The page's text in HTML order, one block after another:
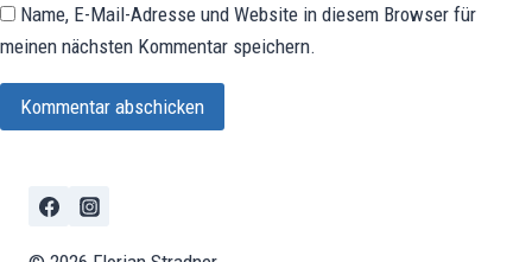
Name, E-Mail-Adresse und Website in diesem Browser für
meinen nächsten Kommentar speichern.